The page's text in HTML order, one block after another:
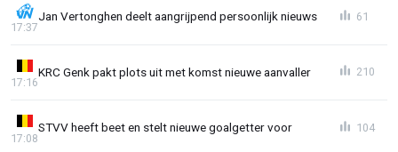
Jan Vertonghen deelt aangrijpend persoonlijk nieuws
17:37
61
KRC Genk pakt plots uit met komst nieuwe aanvaller
17:16
210
STVV heeft beet en stelt nieuwe goalgetter voor
17:08
104